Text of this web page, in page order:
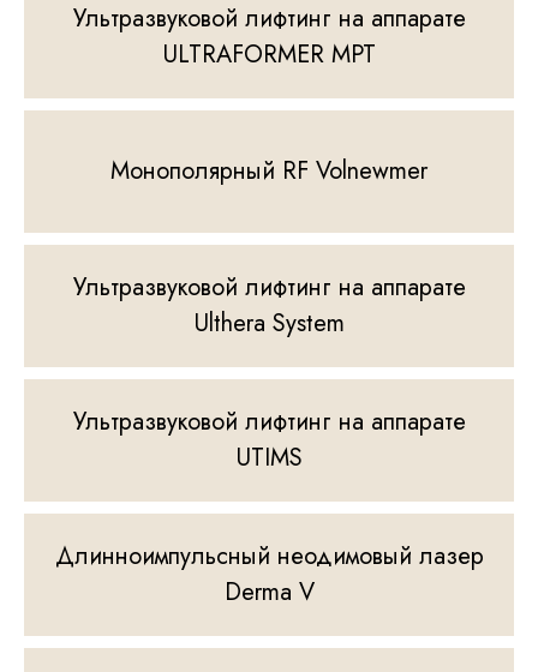
Ультразвуковой лифтинг на аппарате
ULTRAFORMER MPT
Монополярный RF Volnewmer
Ультразвуковой лифтинг на аппарате
Ulthera System
Ультразвуковой лифтинг на аппарате
UTIMS
Длинноимпульсный неодимовый лазер
Derma V